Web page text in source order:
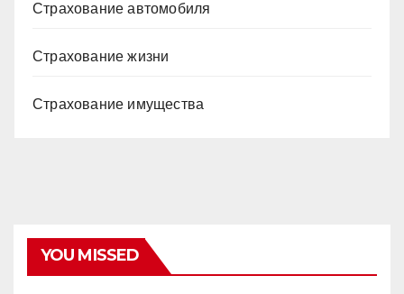
Страхование автомобиля
Страхование жизни
Страхование имущества
YOU MISSED